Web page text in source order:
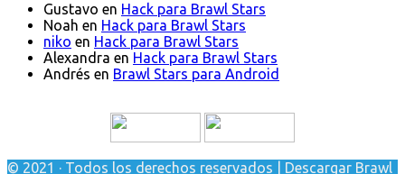
Gustavo en Hack para Brawl Stars
Noah en Hack para Brawl Stars
niko en Hack para Brawl Stars
Alexandra en Hack para Brawl Stars
Andrés en Brawl Stars para Android
© 2021 · Todos los derechos reservados | Descargar Brawl